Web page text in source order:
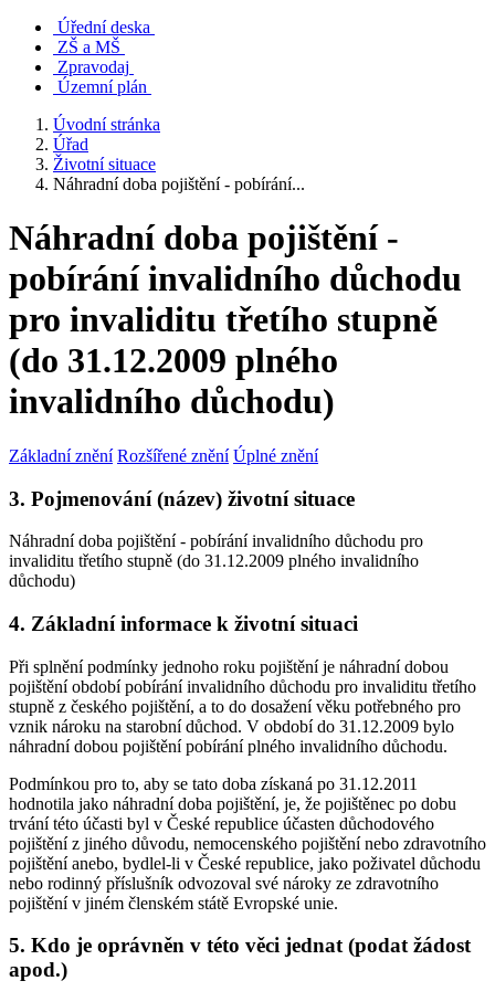
Úřední deska
ZŠ a MŠ
Zpravodaj
Územní plán
Úvodní stránka
Úřad
Životní situace
Náhradní doba pojištění - pobírání...
Náhradní doba pojištění -
pobírání invalidního důchodu
pro invaliditu třetího stupně
(do 31.12.2009 plného
invalidního důchodu)
Základní znění Rozšířené znění Úplné znění
3. Pojmenování (název) životní situace
Náhradní doba pojištění - pobírání invalidního důchodu pro
invaliditu třetího stupně (do 31.12.2009 plného invalidního
důchodu)
4. Základní informace k životní situaci
Při splnění podmínky jednoho roku pojištění je náhradní dobou
pojištění období pobírání invalidního důchodu pro invaliditu třetího
stupně z českého pojištění, a to do dosažení věku potřebného pro
vznik nároku na starobní důchod. V období do 31.12.2009 bylo
náhradní dobou pojištění pobírání plného invalidního důchodu.
Podmínkou pro to, aby se tato doba získaná po 31.12.2011
hodnotila jako náhradní doba pojištění, je, že pojištěnec po dobu
trvání této účasti byl v České republice účasten důchodového
pojištění z jiného důvodu, nemocenského pojištění nebo zdravotního
pojištění anebo, bydlel-li v České republice, jako poživatel důchodu
nebo rodinný příslušník odvozoval své nároky ze zdravotního
pojištění v jiném členském státě Evropské unie.
5. Kdo je oprávněn v této věci jednat (podat žádost
apod.)